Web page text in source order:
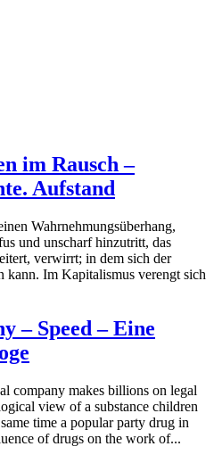
im Rausch –
Aufstand
Wahrnehmungsüberhang,
und unscharf hinzutritt, das
verwirrt; in dem sich der
kann. Im Kapitalismus verengt sich
– Speed – Eine
company makes billions on legal
view of a substance children
time a popular party drug in
of drugs on the work of...